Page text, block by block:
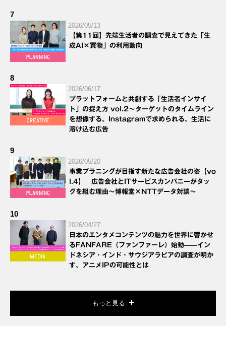
7
2026/05/13
【第11回】先端生活者の調査で見えてきた「生
成AI×買物」の利用動向
8
2026/06/17
プラットフォームと共創する「生活者インサイ
ト」の捉え方 vol.2～ターゲットのタイムライン
を想像する。Instagramで求められる、生活に
溶け込む広告
9
2026/05/20
事業プラニングが目指す新たな広告会社の姿【vo
l.4】 広告会社とITサービスカンパニーがタッ
グを組む理由～博報堂×NTTデータ対談～
10
2026/04/27
日本のエンタメコンテンツの魅力を世界に響かせ
るFANFARE（ファンファーレ）始動——イン
ドネシア・インド・サウジアラビアの調査が明か
す、アニメIPの可能性とは
もっと見る